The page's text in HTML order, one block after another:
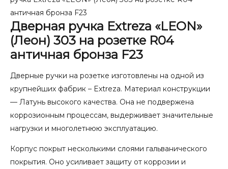
античная бронза F23
Дверная ручка Extreza «LEON»
(Леон) 303 на розетке R04
античная бронза F23
Дверные ручки на розетке изготовлены на одной из
крупнейших фабрик – Extreza. Материал конструкции
— Латунь высокого качества. Она не подвержена
коррозионным процессам, выдерживает значительные
нагрузки и многолетнюю эксплуатацию.
Корпус покрыт несколькими слоями гальванического
покрытия. Оно усиливает защиту от коррозии и